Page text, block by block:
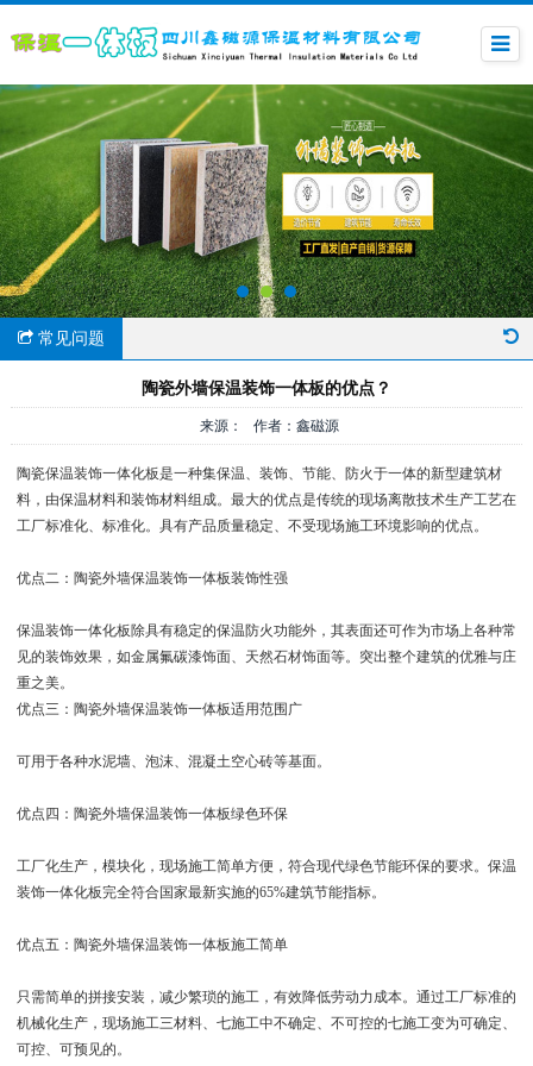
常见问题
陶瓷外墙保温装饰一体板的优点？
来源： 作者：鑫磁源
陶瓷保温装饰一体化板是一种集保温、装饰、节能、防火于一体的新型建筑材
料，由保温材料和装饰材料组成。最大的优点是传统的现场离散技术生产工艺在
工厂标准化、标准化。具有产品质量稳定、不受现场施工环境影响的优点。
优点二：陶瓷外墙保温装饰一体板装饰性强
保温装饰一体化板除具有稳定的保温防火功能外，其表面还可作为市场上各种常
见的装饰效果，如金属氟碳漆饰面、天然石材饰面等。突出整个建筑的优雅与庄
重之美。
优点三：陶瓷外墙保温装饰一体板适用范围广
可用于各种水泥墙、泡沫、混凝土空心砖等基面。
优点四：陶瓷外墙保温装饰一体板绿色环保
工厂化生产，模块化，现场施工简单方便，符合现代绿色节能环保的要求。保温
装饰一体化板完全符合国家最新实施的65%建筑节能指标。
优点五：陶瓷外墙保温装饰一体板施工简单
只需简单的拼接安装，减少繁琐的施工，有效降低劳动力成本。通过工厂标准的
机械化生产，现场施工三材料、七施工中不确定、不可控的七施工变为可确定、
可控、可预见的。